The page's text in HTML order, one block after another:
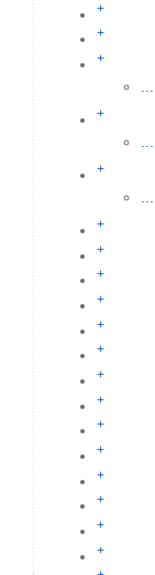
+
+
+
...
+
...
+
...
+
+
+
+
+
+
+
+
+
+
+
+
+
+